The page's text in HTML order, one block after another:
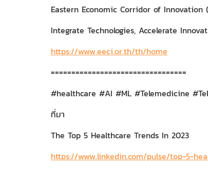
Eastern Economic Corridor of Innovation
Integrate Technologies, Accelerate
https://www.eeci.or.th/th/home
=================================
#healthcare #AI #ML #Telemedicine
ที่มา
The Top 5 Healthcare Trends In 2023
https://www.linkedin.com/pulse/top-5-